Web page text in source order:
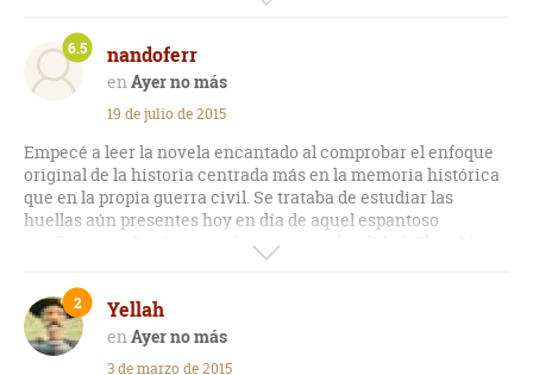
Original narración y muy buena documentación.
nandoferr
Ayer no más
6.5
19 de julio de 2015
Empecé a leer la novela encantado al comprobar el enfoque
original de la historia centrada más en la memoria histórica
que en la propia guerra civil. Se trataba de estudiar las
huellas aún presentes hoy en día de aquel espantoso
conflicto y se hacía con solvencia y profundidad. El problema
surgió a partir de la mitad de la novela al hacer intervenir en
la narración a los miembros del departamento donde
trabajaba Pestaña, el profesor protagonista. Una descripción
caricaturizada de los personajes (esa Mariví auténtica "bruja
piruja", un poquito de por favor), unas relaciones personales
Yellah
Ayer no más
2
3 de marzo de 2015